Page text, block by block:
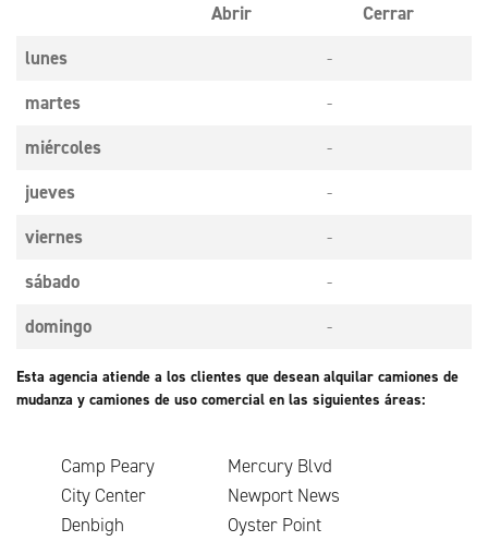
Abrir
Cerrar
lunes
-
martes
-
miércoles
-
jueves
-
viernes
-
sábado
-
domingo
-
Esta agencia atiende a los clientes que desean alquilar camiones de
mudanza y camiones de uso comercial en las siguientes áreas:
Camp Peary
Mercury Blvd
City Center
Newport News
Denbigh
Oyster Point